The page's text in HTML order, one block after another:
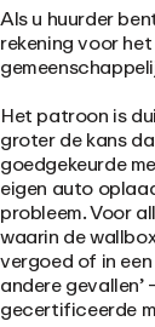
Als u huurder
rekening voor
Het patroon is
groter de kans
goedgekeurde
eigen auto
probleem. Voor
waarin de
vergoed of in
andere
gecertificeerde